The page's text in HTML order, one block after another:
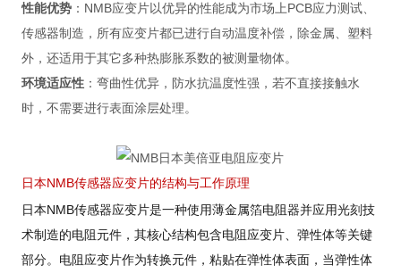
性能优势：NMB应变片以优异的性能成为市场上PCB应力测试、
传感器制造，所有应变片都已进行自动温度补偿，除金属、塑料
外，还适用于其它多种热膨胀系数的被测量物体。
环境适应性：弯曲性优异，防水抗温度性强，若不直接接触水
时，不需要进行表面涂层处理。
日本NMB传感器应变片的结构与工作原理
日本NMB传感器应变片是一种使用薄金属箔电阻器并应用光刻技
术制造的电阻元件，其核心结构包含电阻应变片、弹性体等关键
部分。电阻应变片作为转换元件，粘贴在弹性体表面，当弹性体